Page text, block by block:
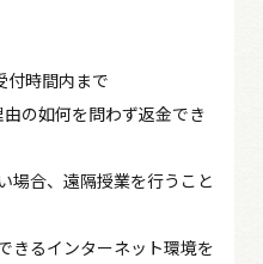
時間内まで
の如何を問わず返金でき
場合、遠隔授業を行うこと
きるインターネット環境を